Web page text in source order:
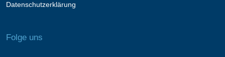
Datenschutzerklärung
Folge uns